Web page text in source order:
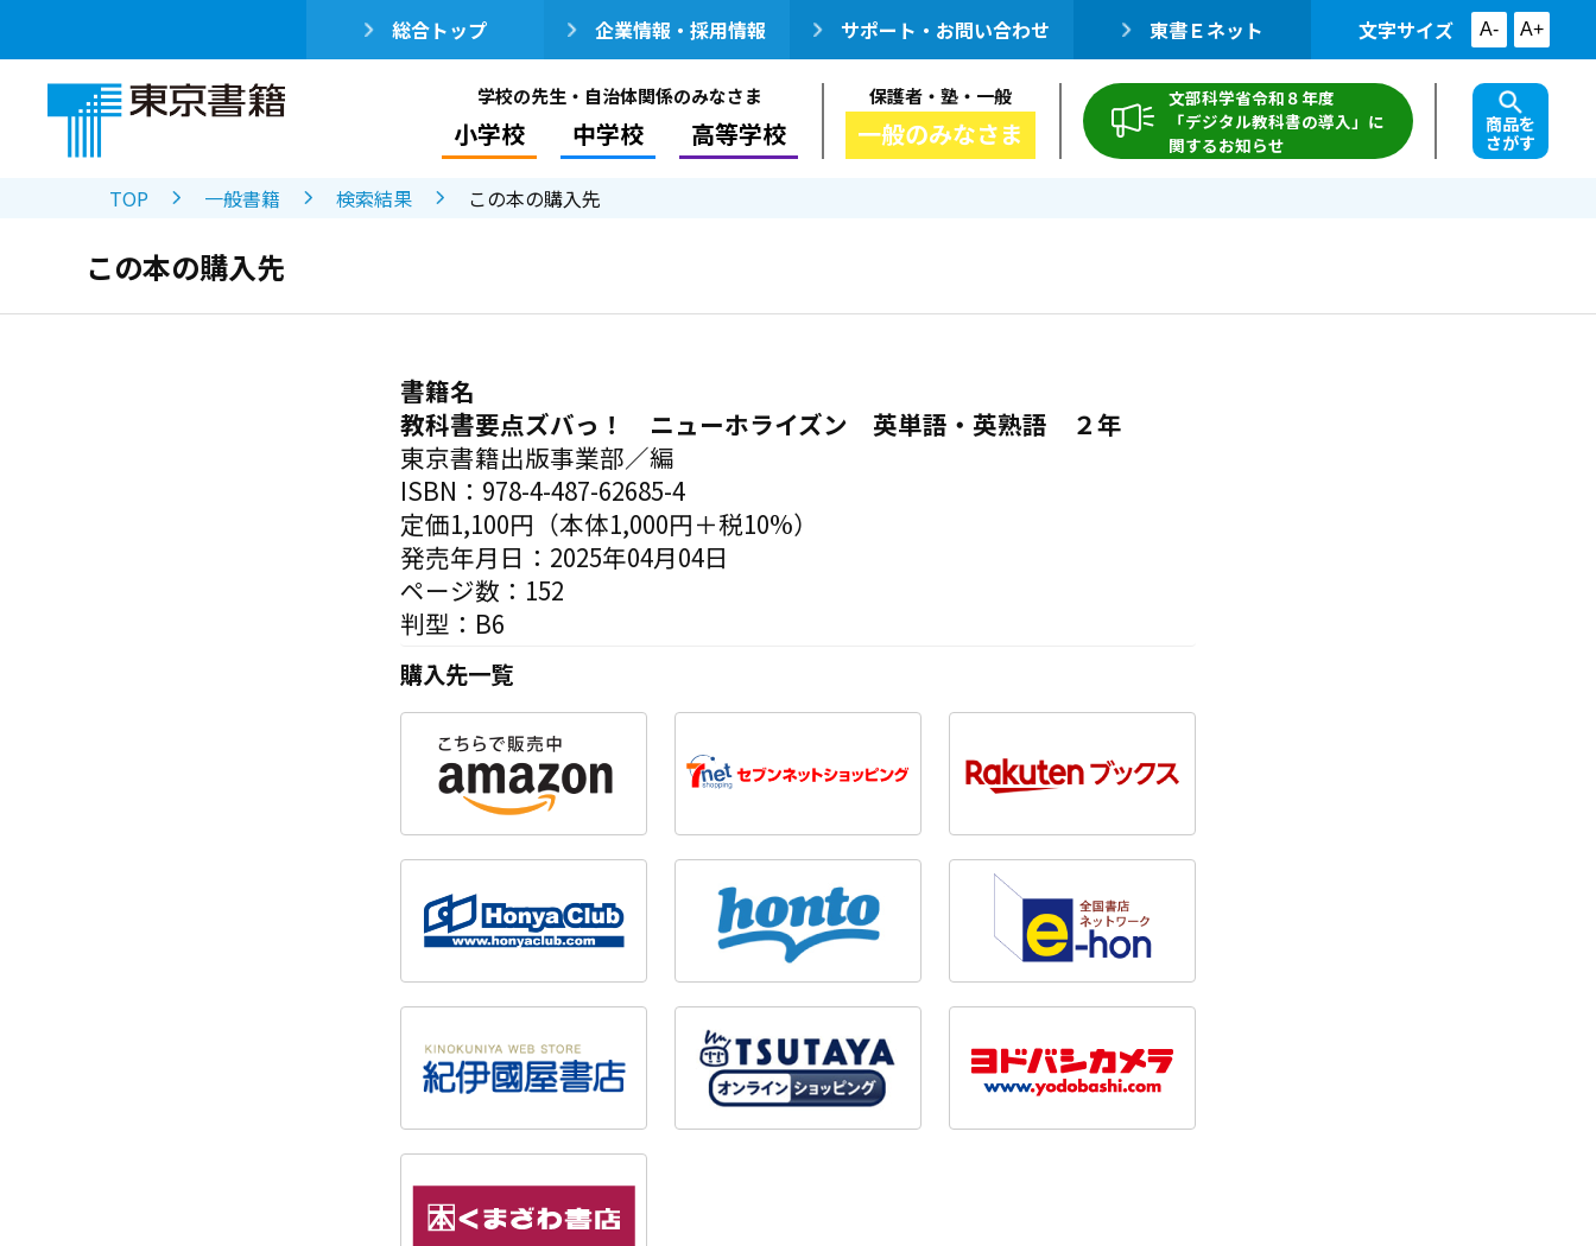
総合トップ 企業情報・採用情報 サポート・お問い合わせ 東書Ｅネット 文字サイズ A- A+
学校の先生・自治体関係のみなさま
小学校 中学校 高等学校
保護者・塾・一般
一般のみなさま
文部科学省令和８年度
「デジタル教科書の導入」に
関するお知らせ
商品を
さがす
TOP 一般書籍 検索結果 この本の購入先
この本の購入先
書籍名
教科書要点ズバっ！ ニューホライズン 英単語・英熟語 ２年
東京書籍出版事業部／編
ISBN：978-4-487-62685-4
定価1,100円（本体1,000円＋税10%）
発売年月日：2025年04月04日
ページ数：152
判型：B6
購入先一覧